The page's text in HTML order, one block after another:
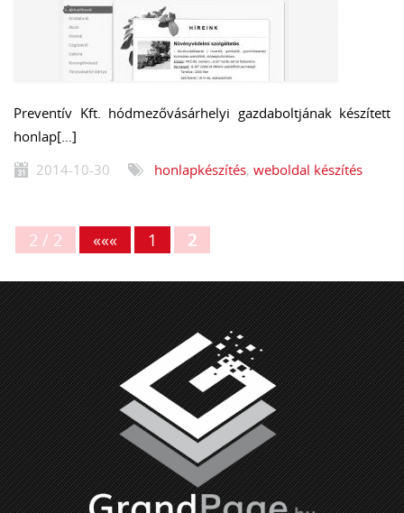
Preventív Kft. hódmezővásárhelyi gazdaboltjának készített
honlap[…]
2014-10-30
honlapkészítés, weboldal készítés
2 / 2 ««« 1 2